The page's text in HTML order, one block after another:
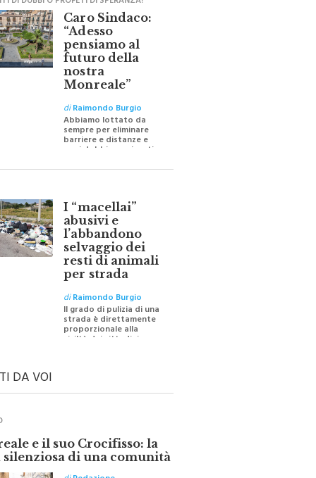
DI DUBBI O PROFETI DI SPERANZA?
Caro Sindaco:
“Adesso
pensiamo al
futuro della
nostra
Monreale”
diRaimondo Burgio
Abbiamo lottato da
sempre per eliminare
barriere e distanze e
per ricostruire certezze
I “macellai”
abusivi e
l’abbandono
selvaggio dei
resti di animali
per strada
diRaimondo Burgio
Il grado di pulizia di una
strada è direttamente
proporzionale alla
DA VOI
e il suo Crocifisso: la
silenziosa di una comunità